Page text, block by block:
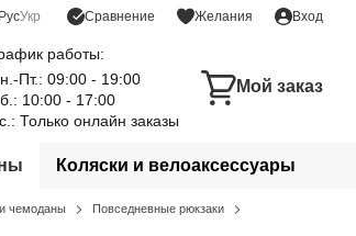
РусУкр Сравнение Желания Вход
работы:
Пт.: 09:00 - 19:00
10:00 - 17:00
Только онлайн заказы
Мой заказ
Коляски и велоаксессуары
чемоданы
Повседневные рюкзаки